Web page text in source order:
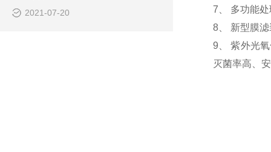
2021-07-20
7、 多功能
8、 新型膜
9、 紫外光
灭菌率高、